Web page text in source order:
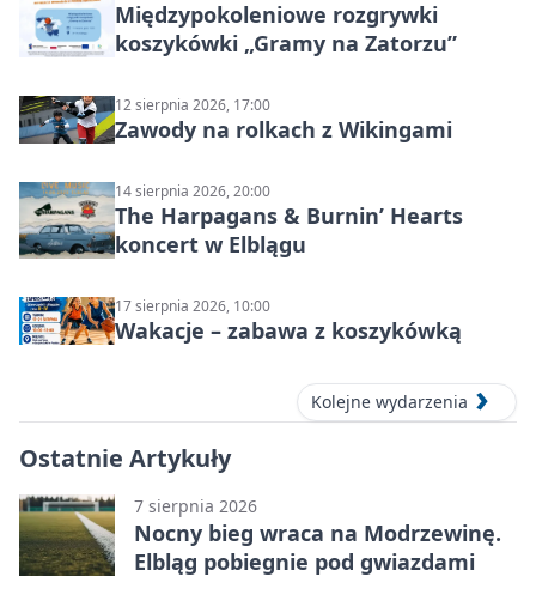
Międzypokoleniowe rozgrywki
koszykówki „Gramy na Zatorzu”
12 sierpnia 2026, 17:00
Zawody na rolkach z Wikingami
14 sierpnia 2026, 20:00
The Harpagans & Burnin’ Hearts
koncert w Elblągu
17 sierpnia 2026, 10:00
Wakacje – zabawa z koszykówką
Kolejne wydarzenia
Ostatnie Artykuły
7 sierpnia 2026
Nocny bieg wraca na Modrzewinę.
Elbląg pobiegnie pod gwiazdami